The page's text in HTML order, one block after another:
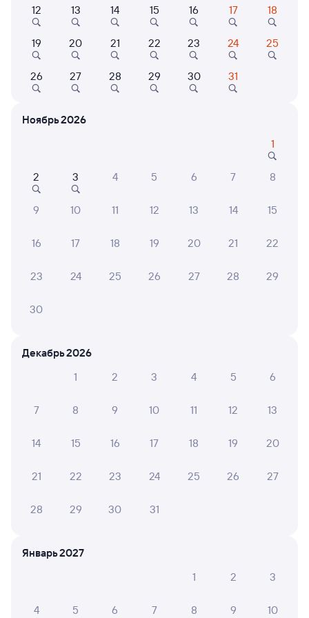
394Э
05:00 10:20
Маршрут
Плацкарт
от 1 ⁠851 ⁠₽
Купе
Выберите дату
Даже если сейчас нет мест
Искать билеты
Отели в Находке
Путешественникам нравятся эти варианты
8,3
Отель
Комплекс Меркурий
Отель
Усадьба
Отзывы пассажиров Туту о поездах
12 13 14 15 16 17 18
19 20 21 22 23 24 25
26 27 28 29 30 31
Ноябрь 2026
1
2 3 4 5 6 7 8
9 10 11 12 13 14 15
16 17 18 19 20 21 22
23 24 25 26 27 28 29
30
Декабрь 2026
1
2 3 4 5 6
7 8 9 10 11 12 13
14 15 16 17 18 19 20
21 22 23 24 25 26 27
28 29 30 31
Январь 2027
1
2 3
4 5 6 7 8 9 10